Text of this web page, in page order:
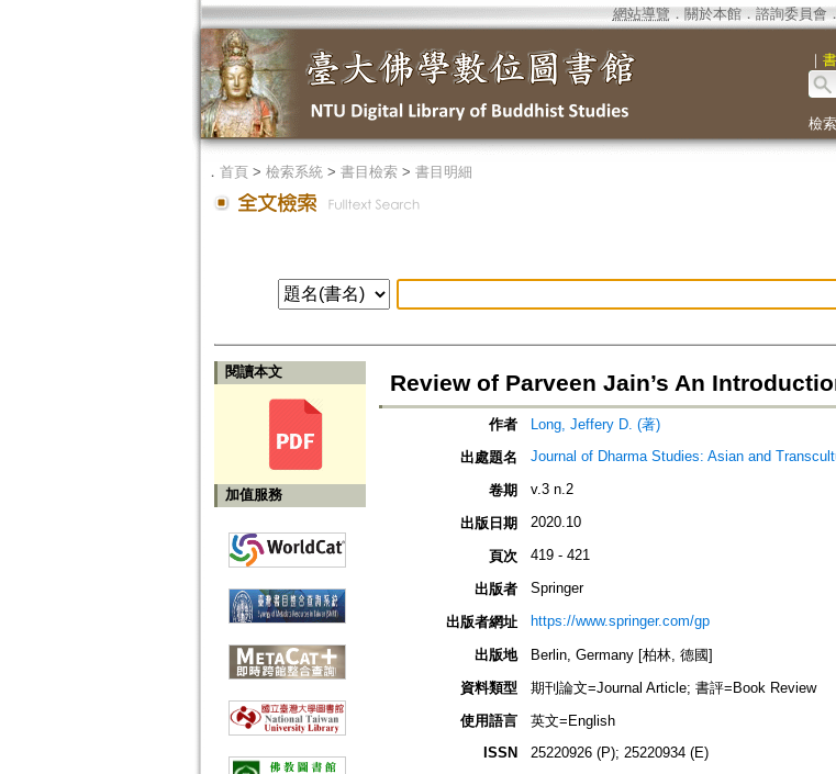
網站導覽 ． 關於本館． 諮詢委員會．
｜
檢
． 首頁> 檢索系統> 書目檢索> 書目明細
閱讀本文
加值服務
Review of Parveen Jain’s An
作者
Long, Jeffery D. (著)
出處題名
Journal of Dharma Studies: Asian and
卷期 v.3 n.2
出版日期 2020.10
頁次 419 - 421
出版者 Springer
出版者網址 https://www.springer.com/gp
出版地
Berlin, Germany [柏林, 德國]
資料類型
期刊論文=Journal Article; 書評=Book Review
使用語言
英文=English
ISSN
25220926 (P); 25220934 (E)